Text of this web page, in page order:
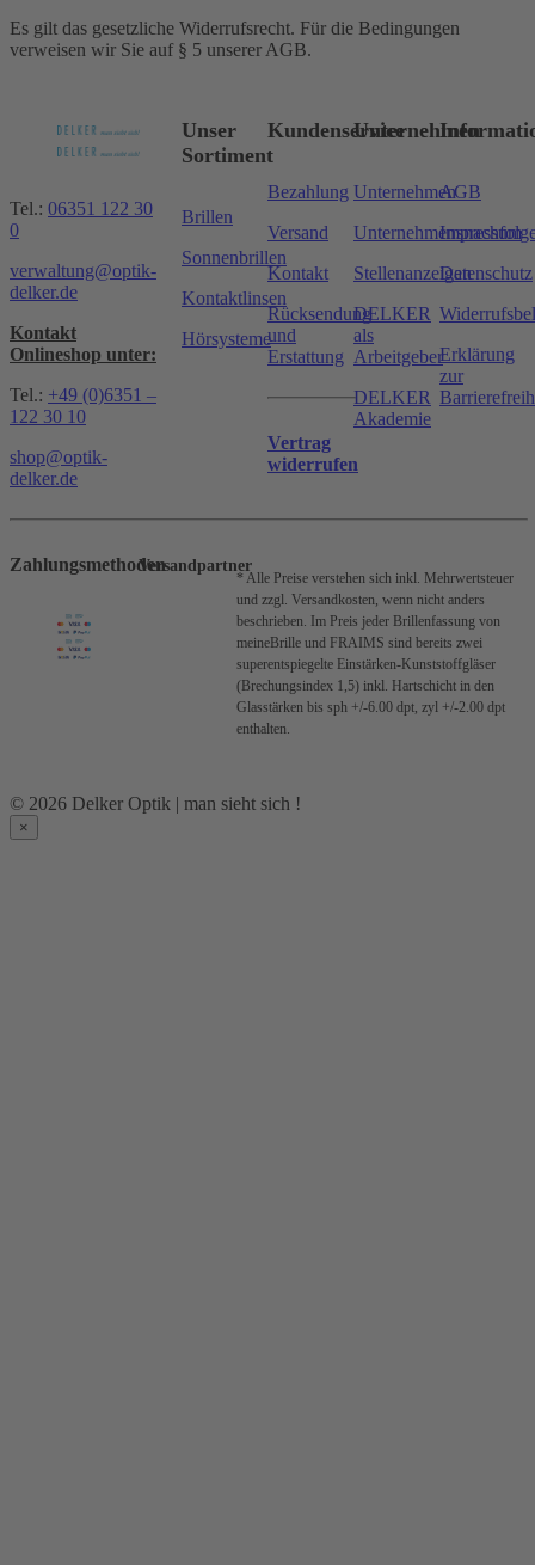
Es gilt das gesetzliche Widerrufsrecht. Für die Bedingungen
verweisen wir Sie auf § 5 unserer AGB.
Tel.: 06351 122 30
0
verwaltung@optik-
delker.de
Kontakt
Onlineshop unter:
Tel.: +49 (0)6351 –
122 30 10
shop@optik-
delker.de
Unser
Sortiment
Brillen
Sonnenbrillen
Kontaktlinsen
Hörsysteme
Kundenservice
Bezahlung
Versand
Kontakt
Rücksendung
und
Erstattung
Vertrag
widerrufen
Unternehmen
Unternehmen
Stellenanzeigen
DELKER
als
Arbeitgeber
DELKER
Akademie
AGB
Impressum
Datenschutz
Erklärung
zur
ZahlungsmethodenVersandpartner
* Alle Preise verstehen sich inkl. Mehrwertsteuer
und zzgl. Versandkosten, wenn nicht anders
beschrieben. Im Preis jeder Brillenfassung von
meineBrille und FRAIMS sind bereits zwei
superentspiegelte Einstärken-Kunststoffgläser
(Brechungsindex 1,5) inkl. Hartschicht in den
Glasstärken bis sph +/-6.00 dpt, zyl +/-2.00 dpt
enthalten.
© 2026 Delker Optik | man sieht sich !
×